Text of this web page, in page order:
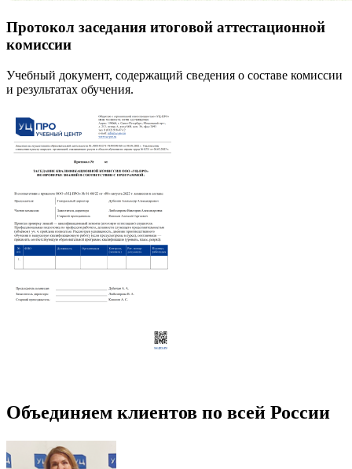
Протокол заседания итоговой аттестационной
комиссии
Учебный документ, содержащий сведения о составе комиссии
и результатах обучения.
Объединяем клиентов по всей России